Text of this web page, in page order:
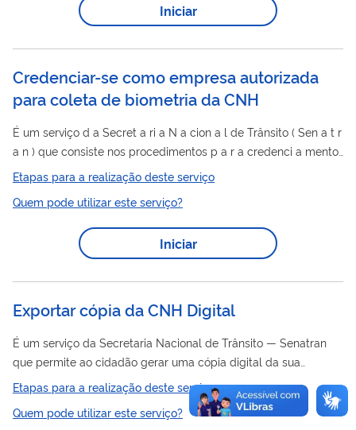
Iniciar
Credenciar-se como empresa autorizada
para coleta de biometria da CNH
É um serviço d a Secret a ri a N a cion a l de Trânsito ( Sen a t r
a n ) que consiste nos procedimentos p a r a credenci a mento
de empres a s interess a d a s em prest a r serviços de colet a
fotogr a fi a , a ssin a t ur a e impressões digit a is) nos
processos de h a bilit a ção, mud a nç a ou a dição de c a t
Etapas para a realização deste serviço
Quem pode utilizar este serviço?
Iniciar
Exportar cópia da CNH Digital
É um serviço da Secretaria Nacional de Trânsito — Senatran
que permite ao cidadão gerar uma cópia digital da sua
Carteira Nacional de Habilitação (CNH-e), assinada com
certificado digital. A funcionalidade possibilita salvar o
documento em formato PDF para compartilhamento seguro
Etapas para a realização deste serviço
Quem pode utilizar este serviço?